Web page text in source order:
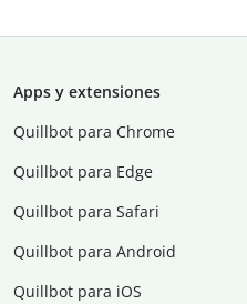
Apps y extensiones
Quillbot para Chrome
Quillbot para Edge
Quillbot para Safari
Quillbot para Android
Quillbot para iOS